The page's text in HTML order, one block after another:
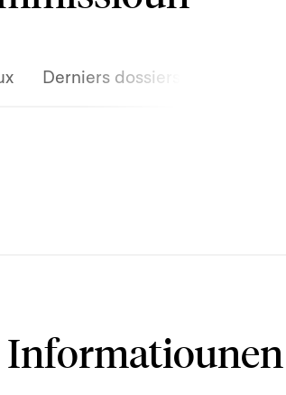
Derniers dossiers discutés
Informatiounen